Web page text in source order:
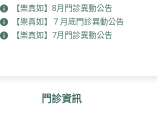
【樂真如】8月門診異動公告
【樂真如】７月底門診異動公告
【樂真如】7月門診異動公告
門診資訊